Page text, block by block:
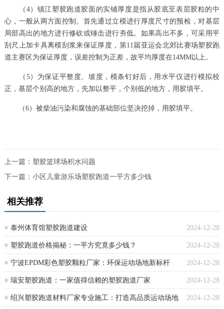
（4）镇江塑胶跑道胶面的实铺厚度是指从胶底至表层胶粒的中
心，一般从两方面控制。首先通过立模进行厚度尺寸的预检，对基层
局部高出的地方进行修砍或锤击进行夯低。如果高出不多，可采用平
刮尺上加卡具离模刮浆来保证厚度，第11届亚运会北郊比赛场塑胶跑
道主赛区为保证厚度，误差控制为正差，故平均厚度在14MM以上。
（5）为保证平整度、坡度，模条钉好后，用水平仪进行模拟校
正，基层个别高的地方，先加以整平，个别低的地方，用胶填平。
（6）被柴油污染和腐蚀的基础部位坚决挖掉，用胶填平。
上一篇： 塑胶篮球场积水问题
下一篇： 小区儿童游乐场塑胶跑道一平方多少钱
相关推荐
2024-12-28
泰州体育馆塑胶跑道建设
2024-12-28
塑胶跑道价格揭秘：一平方究竟多少钱？
2024-12-28
宁波EPDM彩色塑胶颗粒厂家：环保运动场地新标杆
2024-12-28
瑞安塑胶跑道：一家值得信赖的塑胶跑道厂家
2024-12-28
绍兴塑胶跑道材料厂家专业施工：打造高品质运动场地